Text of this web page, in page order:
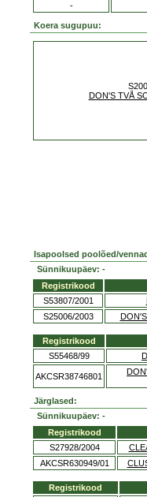
-
Koera sugupuu:
DON'S TVÅ
Isapoolsed poolõed/
Sünnikuupäev: -
Registrikood
S53807/2001
S25006/2003
Registrikood
S55468/99
AKCSR38746801
Järglased:
Sünnikuupäev: -
Registrikood
S27928/2004
AKCSR630949/01
Registrikood